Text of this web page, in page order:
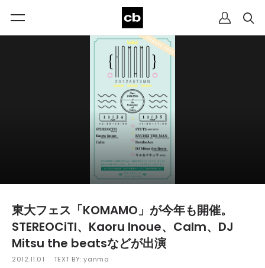
東大フェス「KOMAMO」が今年も開催。
STEREOCiTI、Kaoru Inoue、Calm、DJ
Mitsu the beatsなどが出演
2012.11.01 TEXT BY:yanma